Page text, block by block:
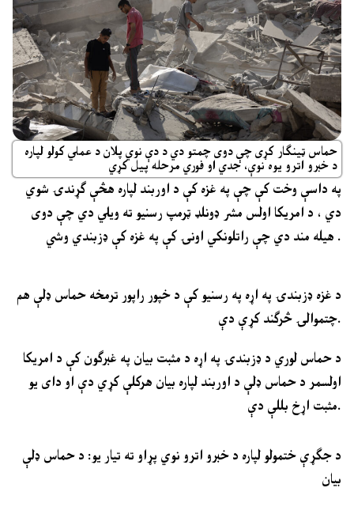
حماس ټینګار کړی چې دوی چمتو دي د دې نوي پلان د عملي کولو لپاره
د خبرو اترو یوه نوې، جدي او فوري مرحله پیل کړي
په داسې وخت کې چې په غزه کې د اوربند لپاره هڅې ګړندۍ شوي
دي ، د امریکا اولس مشر ډونلډ ټرمپ رسنیو ته ویلي دي چې دوی
هیله مند دي چې راتلونکي اونۍ کې په غزه کې ډزبندي وشي .
د غزه ډزبندۍ په اړه په رسنیو کې د خپور راپور ترمخه حماس ډلې هم
چتموالۍ څرګند کړې دې.
د حماس لوري د ډزبندۍ په اړه د مثبت بیان په غبرګون کې د امریکا
اولسمر د حماس ډلې د اوربند لپاره بیان هرکلې کړي دې او دای یو
مثبت اړخ بللې دې.
د جګړې ختمولو لپاره د خبرو اترو نوي پړاو ته تیار یو: د حماس ډلې
بیان